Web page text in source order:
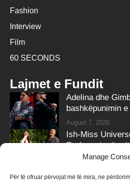
Manage
Për të ofruar përvojat më të mira, ne
Fashion
Interview
Film
60 SECONDS
Lajmet e Fundit
Adelina dhe
bashkëpunimin
August 7, 2026
Ish-Miss
Rrahmani, në
gjininë e bebit